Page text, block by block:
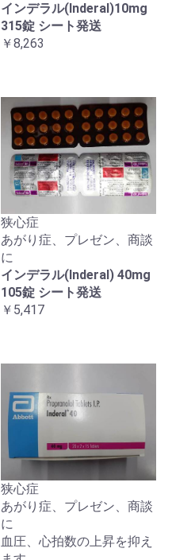
インデラル(Inderal)10mg
315錠 シート発送
￥8,263
狭心症
あがり症、プレゼン、商談
に
インデラル(Inderal) 40mg
105錠 シート発送
￥5,417
狭心症
あがり症、プレゼン、商談
に
血圧、心拍数の上昇を抑え